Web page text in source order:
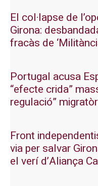
El col·lapse de
Girona:
fracàs de
Portugal acusa
“efecte crida”
regulació”
Front
via per salvar
el verí d’Aliança